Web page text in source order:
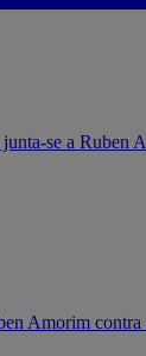
se a Ruben
Amorim contra